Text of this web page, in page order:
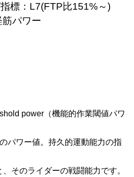
標：L7(FTP比151%～)
パワー
power（機能的作業閾値パワ
パワー値。持久的運動能力の指
そのライダーの戦闘能力です。